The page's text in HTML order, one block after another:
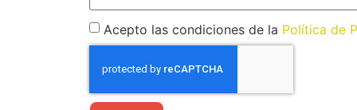
Acepto las condiciones de la Política de